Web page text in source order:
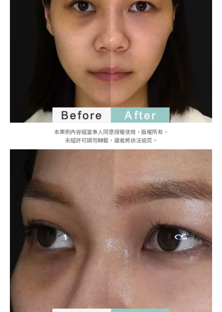
本案例內容經當事人同意授權使用，版權所有，
未經許可請勿轉載，違者將依法追究。